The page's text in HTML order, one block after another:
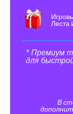
Леста
* Премиум
для
В